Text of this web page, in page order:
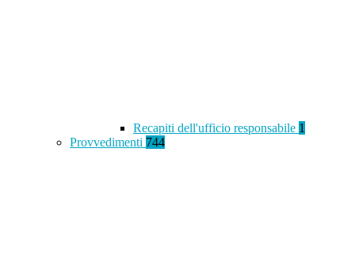
Recapiti dell'ufficio responsabile 1
Provvedimenti 744